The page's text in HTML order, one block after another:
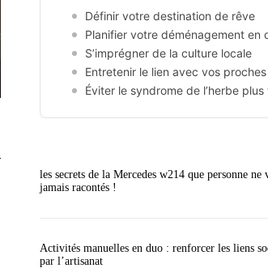
Définir votre destination de rêve
Planifier votre déménagement en
S’imprégner de la culture locale
Entretenir le lien avec vos proches
Éviter le syndrome de l’herbe
les secrets de la Mercedes w214 que personne ne
jamais racontés !
Activités manuelles en duo : renforcer les liens
par l’artisanat